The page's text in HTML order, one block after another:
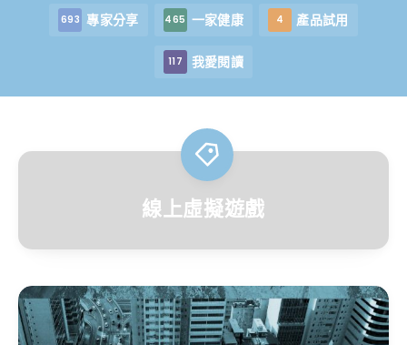
693 專家分享 465 一家健康 4 產品試用
117 我愛閱讀
線上虛擬遊戲